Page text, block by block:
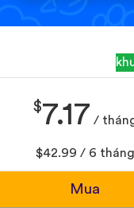
$7.17 /
$42.99 / 6 tháng
Mua